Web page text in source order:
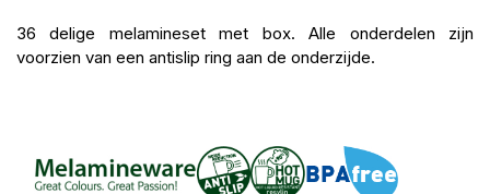
36 delige melamineset met box. Alle onderdelen zijn
voorzien van een antislip ring aan de onderzijde.